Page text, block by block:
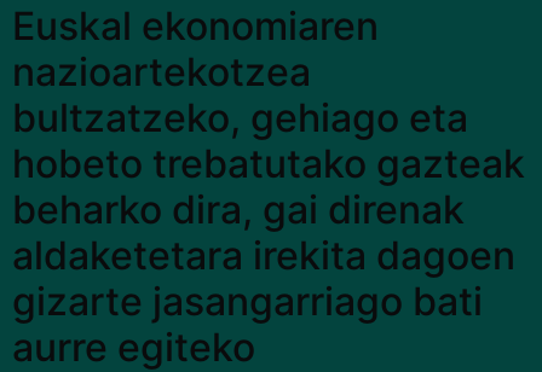
Euskal ekonomiaren
nazioartekotzea
bultzatzeko, gehiago eta
hobeto trebatutako gazteak
beharko dira, gai direnak
aldaketetara irekita dagoen
gizarte jasangarriago bati
aurre egiteko